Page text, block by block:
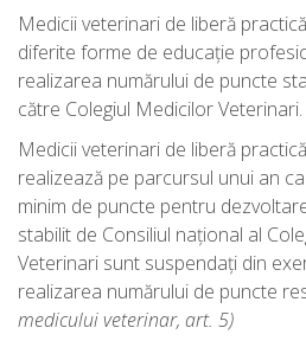
Medicii veterinari de liberă
diferite forme de educație
realizarea numărului de puncte
către Colegiul Medicilor Veterinari.
Medicii veterinari de liberă
realizează pe parcursul unui an
minim de puncte pentru
stabilit de Consiliul național al
Veterinari sunt suspendați din
realizarea numărului de puncte
medicului veterinar, art. 5)